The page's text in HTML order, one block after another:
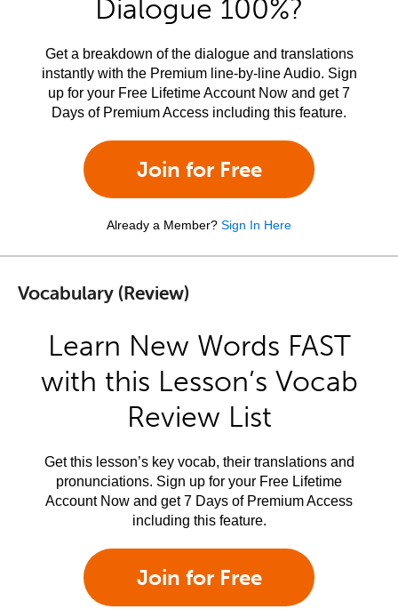
Dialogue 100%?
Get a breakdown of the dialogue and translations
instantly with the Premium line-by-line Audio. Sign
up for your Free Lifetime Account Now and get 7
Days of Premium Access including this feature.
Join for Free
Already a Member? Sign In Here
Vocabulary (Review)
Learn New Words FAST
with this Lesson’s Vocab
Review List
Get this lesson’s key vocab, their translations and
pronunciations. Sign up for your Free Lifetime
Account Now and get 7 Days of Premium Access
including this feature.
Join for Free